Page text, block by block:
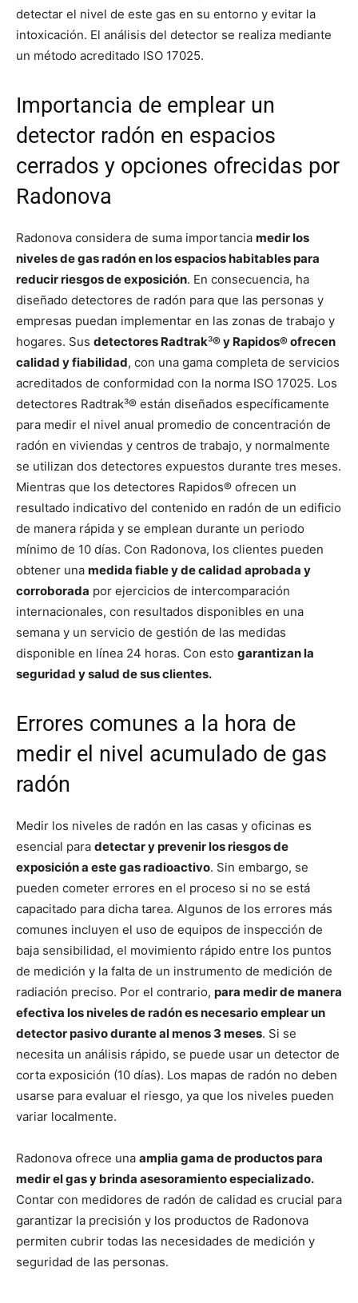
detectar el nivel de este gas en su entorno y evitar la
intoxicación. El análisis del detector se realiza mediante
un método acreditado ISO 17025.
Importancia de emplear un
detector radón en espacios
cerrados y opciones ofrecidas por
Radonova
Radonova considera de suma importancia medir los
niveles de gas radón en los espacios habitables para
reducir riesgos de exposición. En consecuencia, ha
diseñado detectores de radón para que las personas y
empresas puedan implementar en las zonas de trabajo y
hogares. Sus detectores Radtrak³® y Rapidos® ofrecen
calidad y fiabilidad, con una gama completa de servicios
acreditados de conformidad con la norma ISO 17025. Los
detectores Radtrak³® están diseñados específicamente
para medir el nivel anual promedio de concentración de
radón en viviendas y centros de trabajo, y normalmente
se utilizan dos detectores expuestos durante tres meses.
Mientras que los detectores Rapidos® ofrecen un
resultado indicativo del contenido en radón de un edificio
de manera rápida y se emplean durante un periodo
mínimo de 10 días. Con Radonova, los clientes pueden
obtener una medida fiable y de calidad aprobada y
corroborada por ejercicios de intercomparación
internacionales, con resultados disponibles en una
semana y un servicio de gestión de las medidas
disponible en línea 24 horas. Con esto garantizan la
seguridad y salud de sus clientes.
Errores comunes a la hora de
medir el nivel acumulado de gas
radón
Medir los niveles de radón en las casas y oficinas es
esencial para detectar y prevenir los riesgos de
exposición a este gas radioactivo. Sin embargo, se
pueden cometer errores en el proceso si no se está
capacitado para dicha tarea. Algunos de los errores más
comunes incluyen el uso de equipos de inspección de
baja sensibilidad, el movimiento rápido entre los puntos
de medición y la falta de un instrumento de medición de
radiación preciso. Por el contrario, para medir de manera
efectiva los niveles de radón es necesario emplear un
detector pasivo durante al menos 3 meses. Si se
necesita un análisis rápido, se puede usar un detector de
corta exposición (10 días). Los mapas de radón no deben
usarse para evaluar el riesgo, ya que los niveles pueden
variar localmente.
Radonova ofrece una amplia gama de productos para
medir el gas y brinda asesoramiento especializado.
Contar con medidores de radón de calidad es crucial para
garantizar la precisión y los productos de Radonova
permiten cubrir todas las necesidades de medición y
seguridad de las personas.